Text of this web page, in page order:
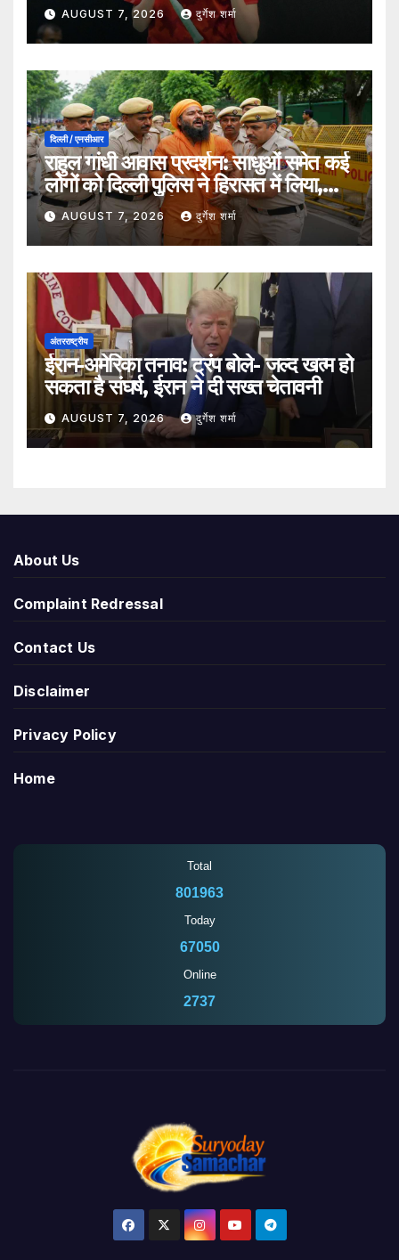
AUGUST 7, 2026 दुर्गेश शर्मा
दिल्ली / एनसीआर
राहुल गांधी आवास प्रदर्शन: साधुओं समेत कई
लोगों को दिल्ली पुलिस ने हिरासत में लिया,
सुरक्षा व्यवस्था कड़ी
AUGUST 7, 2026 दुर्गेश शर्मा
अंतरराष्ट्रीय
ईरान-अमेरिका तनाव: ट्रंप बोले- जल्द खत्म हो
सकता है संघर्ष, ईरान ने दी सख्त चेतावनी
AUGUST 7, 2026 दुर्गेश शर्मा
About Us
Complaint Redressal
Contact Us
Disclaimer
Privacy Policy
Home
Total
801963
Today
67050
Online
2737